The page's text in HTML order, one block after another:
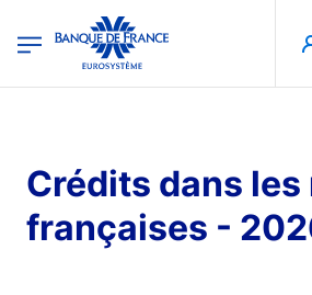
Banque de France - Menu Principal
Crédits dans les
françaises -